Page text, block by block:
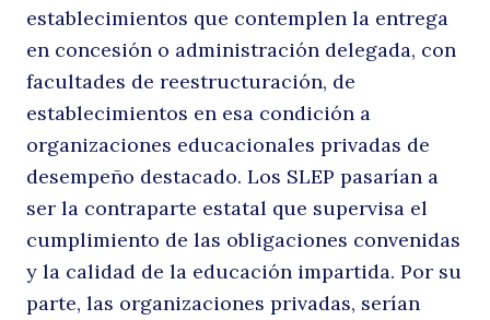
establecimientos que contemplen la entrega
en concesión o administración delegada, con
facultades de reestructuración, de
establecimientos en esa condición a
organizaciones educacionales privadas de
desempeño destacado. Los SLEP pasarían a
ser la contraparte estatal que supervisa el
cumplimiento de las obligaciones convenidas
y la calidad de la educación impartida. Por su
parte, las organizaciones privadas, serían